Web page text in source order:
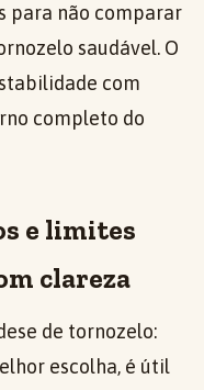
para não comparar
saudável. O
com
completo do
e limites
clareza
de tornozelo:
escolha, é útil